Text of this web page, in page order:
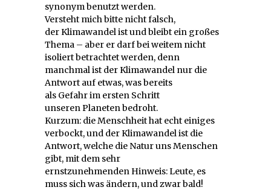
synonym benutzt werden.
Versteht mich bitte nicht falsch,
der Klimawandel ist und bleibt ein großes
Thema – aber er darf bei weitem nicht
isoliert betrachtet werden, denn
manchmal ist der Klimawandel nur die
Antwort auf etwas, was bereits
als Gefahr im ersten Schritt
unseren Planeten bedroht.
Kurzum: die Menschheit hat echt einiges
verbockt, und der Klimawandel ist die
Antwort, welche die Natur uns Menschen
gibt, mit dem sehr
ernstzunehmenden Hinweis: Leute, es
muss sich was ändern, und zwar bald!